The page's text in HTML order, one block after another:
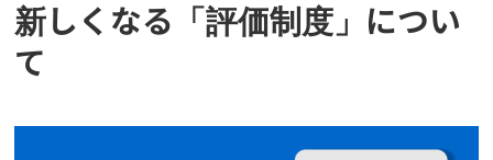
新しくなる「評価制度」につい
て